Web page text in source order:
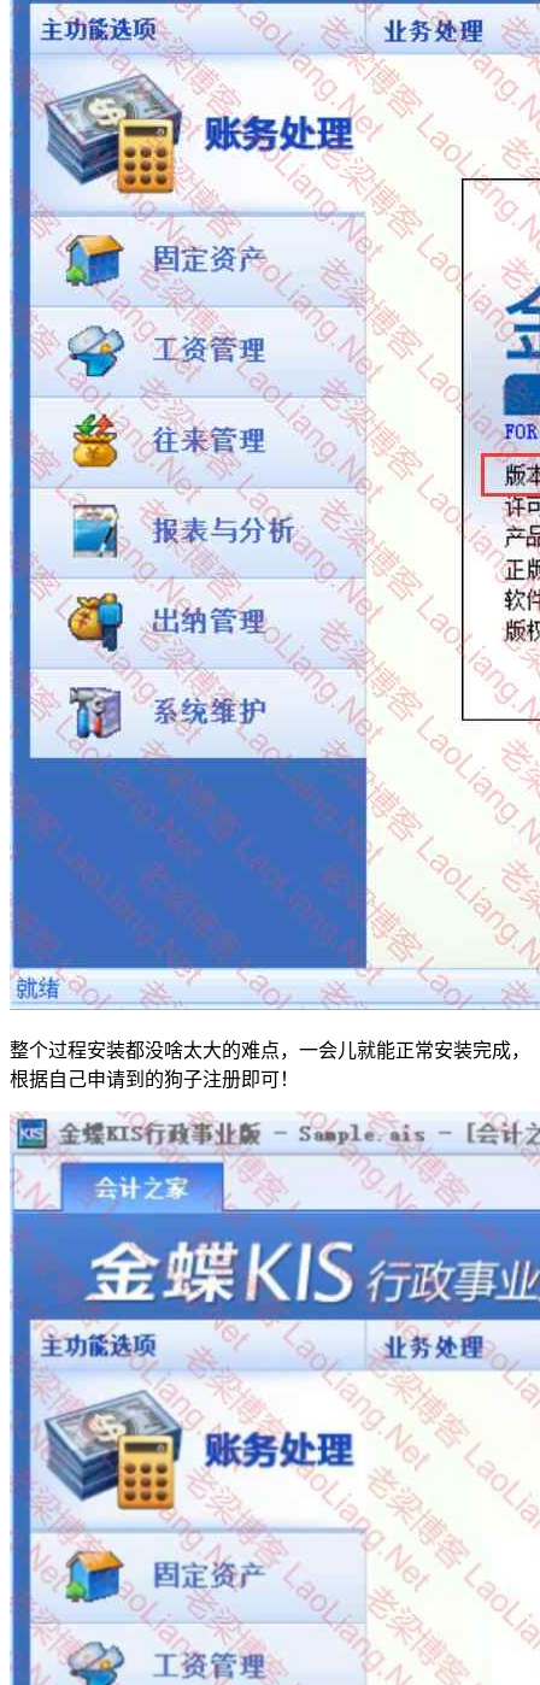
整个过程安装都没啥太大的难点，一会儿就能正常安装完成，
根据自己申请到的狗子注册即可！